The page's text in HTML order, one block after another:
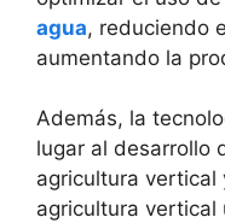
agua, reduciendo
aumentando la
Además, la
lugar al desarrollo
agricultura vertical
agricultura vertical